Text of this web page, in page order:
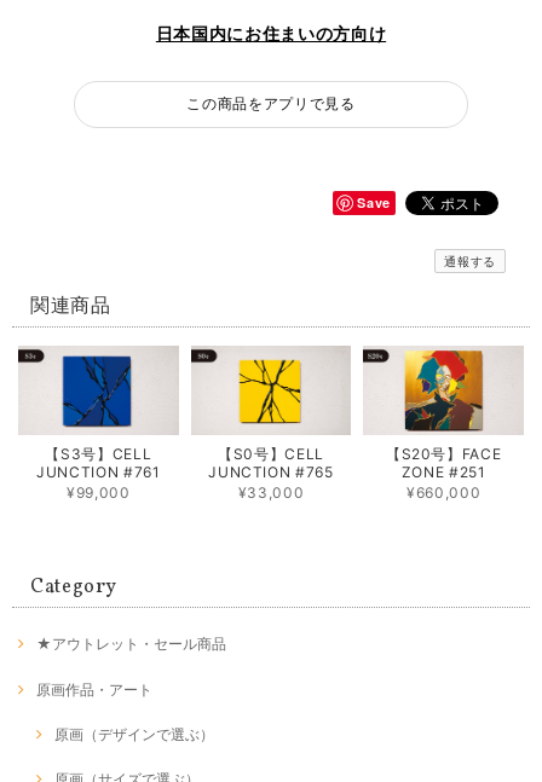
日本国内にお住まいの方向け
この商品をアプリで見る
Save
通報する
関連商品
【S3号】CELL
JUNCTION #761
¥99,000
【S0号】CELL
JUNCTION #765
¥33,000
【S20号】FACE
ZONE #251
¥660,000
Category
★アウトレット・セール商品
原画作品・アート
原画（デザインで選ぶ）